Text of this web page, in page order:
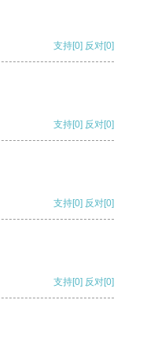
支持[0] 反对[0]
支持[0] 反对[0]
支持[0] 反对[0]
支持[0] 反对[0]